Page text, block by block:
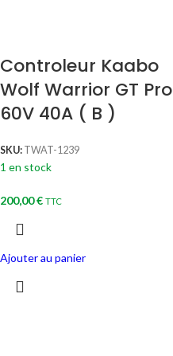
Controleur Kaabo
Wolf Warrior GT Pro
60V 40A ( B )
SKU: TWAT-1239
1 en stock
200,00€ TTC
Ajouter au panier